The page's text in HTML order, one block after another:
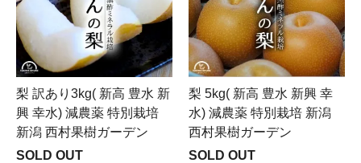
梨 訳あり3kg( 新高 豊水 新
興 幸水) 減農薬 特別栽培
新潟 西村果樹ガーデン
SOLD OUT
梨 5kg( 新高 豊水 新興 幸
水) 減農薬 特別栽培 新潟
西村果樹ガーデン
SOLD OUT